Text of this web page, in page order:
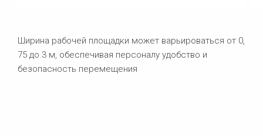
Ширина рабочей площадки может варьироваться от 0,
75 до 3 м, обеспечивая персоналу удобство и
безопасность перемещения